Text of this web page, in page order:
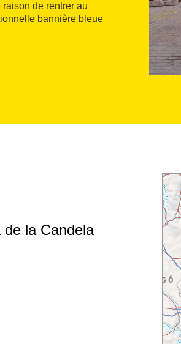
de rentrer au
bannière bleue
la Candela